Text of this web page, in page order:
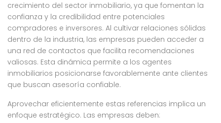
crecimiento del sector inmobiliario, ya que fomentan la
confianza y la credibilidad entre potenciales
compradores e inversores. Al cultivar relaciones sólidas
dentro de la industria, las empresas pueden acceder a
una red de contactos que facilita recomendaciones
valiosas. Esta dinámica permite a los agentes
inmobiliarios posicionarse favorablemente ante clientes
que buscan asesoría confiable.
Aprovechar eficientemente estas referencias implica un
enfoque estratégico. Las empresas deben: